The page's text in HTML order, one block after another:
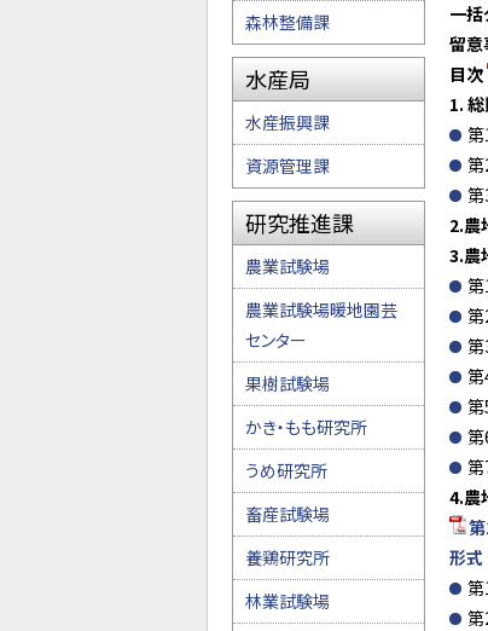
一括
留意
目次
1.
第
第
第
2.農
3.農
第
第
第
第
第
第
第
4.農
第
形式
第
第
森林整備課
水産局
水産振興課
資源管理課
研究推進課
農業試験場
農業試験場暖地園芸
センター
果樹試験場
かき・もも研究所
うめ研究所
畜産試験場
養鶏研究所
林業試験場